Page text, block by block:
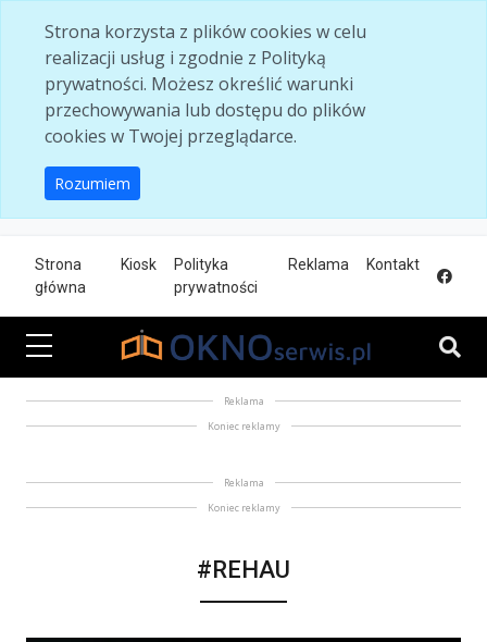
Strona korzysta z plików cookies w celu
realizacji usług i zgodnie z Polityką
prywatności. Możesz określić warunki
przechowywania lub dostępu do plików
cookies w Twojej przeglądarce.
Rozumiem
Strona
główna
Kiosk
Polityka
prywatności
Reklama Kontakt
Reklama
Koniec reklamy
Reklama
Koniec reklamy
#REHAU